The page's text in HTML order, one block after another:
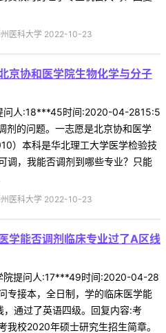
州医科大学 2022-10-23
京协和医学院生物化学与分子
问人:18***45时间:2020-04-2815:5
剂的问题。一志愿是北京协和医学
）本科是华北理工大学医学检验技
调，我能否调剂到哪些专业？只能
州医科大学 2022-10-23
学能否调剂临床专业过了A区线
院提问人:17***49时间:2020-04-28
专接本，全日制，学的临床医学能
通过了英语四级。回复内容:考
我校2020年硕士研究生招生简章。